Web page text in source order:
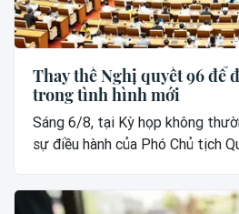
Thay thế Nghị quyết 96 để
trong tình hình mới
Sáng 6/8, tại Kỳ họp không
sự điều hành của Phó Chủ tịch